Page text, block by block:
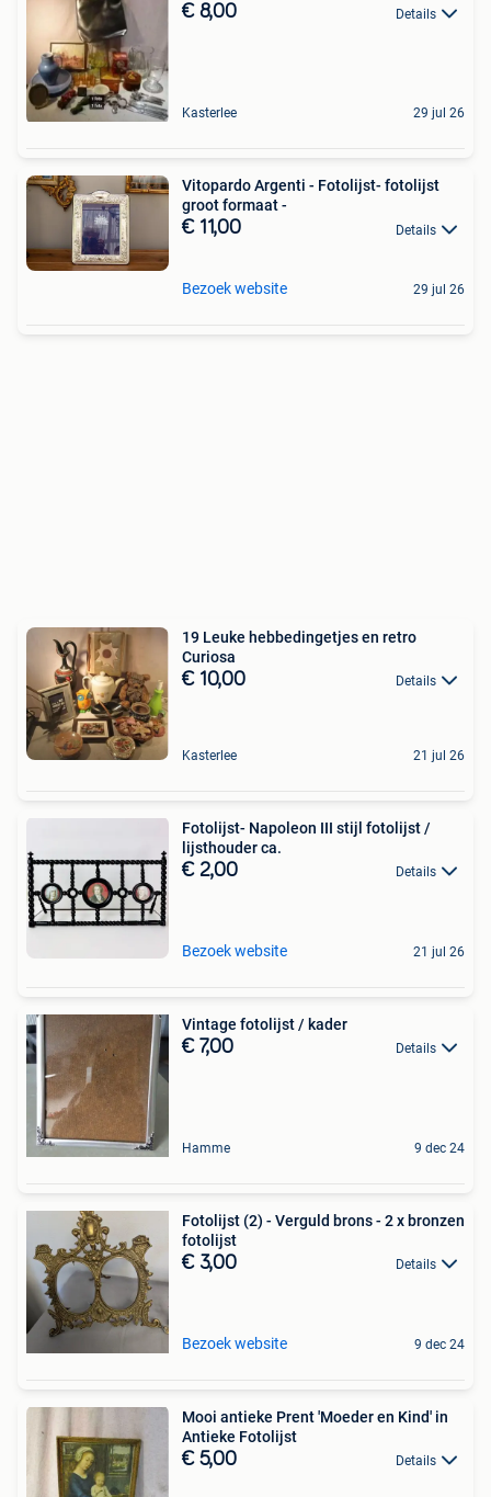
€ 8,00 Details
Kasterlee 29 jul 26
Vitopardo Argenti - Fotolijst- fotolijst
groot formaat -
€ 11,00 Details
Bezoek website 29 jul 26
19 Leuke hebbedingetjes en retro
Curiosa
€ 10,00 Details
Kasterlee 21 jul 26
Fotolijst- Napoleon III stijl fotolijst /
lijsthouder ca.
€ 2,00 Details
Bezoek website 21 jul 26
Vintage fotolijst / kader
€ 7,00 Details
Hamme 9 dec 24
Fotolijst (2) - Verguld brons - 2 x bronzen
fotolijst
€ 3,00 Details
Bezoek website 9 dec 24
Mooi antieke Prent 'Moeder en Kind' in
Antieke Fotolijst
€ 5,00 Details